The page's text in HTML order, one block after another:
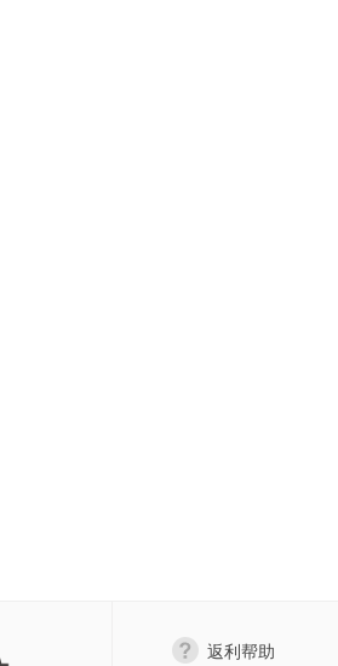
返利帮助